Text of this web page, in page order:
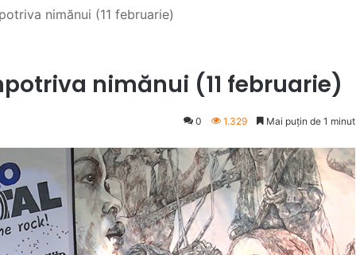
nimănui (11 februarie)
nimănui (11 februarie)
0 1.329 Mai puțin de 1 minut